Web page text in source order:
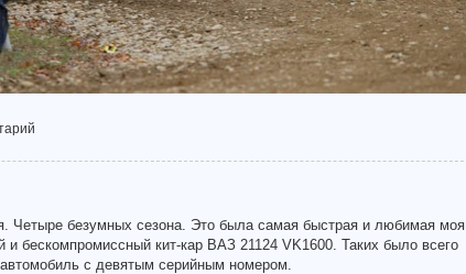
Четыре безумных сезона. Это была самая быстрая и любимая моя
и бескомпромиссный кит-кар ВАЗ 21124 VK1600. Таких было всего
с девятым серийным номером.